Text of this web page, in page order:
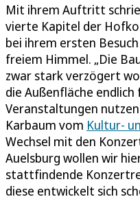
Mit ihrem Auftritt
vierte Kapitel der
bei ihrem ersten
freiem Himmel. „Die
zwar stark verzögert
die Außenfläche
Veranstaltungen
Karbaum vom Kultur-
Wechsel mit den
Auelsburg wollen wir
stattfindende
diese entwickelt sich